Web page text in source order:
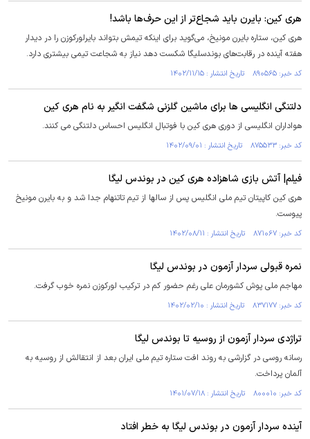
هری کین: بایرن باید شجاع‌تر از این حرف‌ها باشد!
هری کین، ستاره بایرن مونیخ، می‌گوید برای اینکه تیمش بتواند بایرلورکوزن را در دیدار
هفته آینده در رقابت‌های بوندسلیگا شکست دهد نیاز به شجاعت تیمی بیشتری دارد.
کد خبر: ۸۹۰۵۶۵ تاریخ انتشار : ۱۴۰۲/۱۱/۱۵
دلتنگی انگلیسی ها برای ماشین گلزنی شگفت انگیر به نام هری کین
هواداران انگلیسی از دوری هری کین با فوتبال انگلیس احساس دلتنگی می کنند.
کد خبر: ۸۷۵۵۳۳ تاریخ انتشار : ۱۴۰۲/۰۹/۰۱
فیلم| آتش بازی شاهزاده هری کین در بوندس لیگا
هری کین کاپیتان تیم ملی انگلیس پس از سالها از تیم تاتنهام جدا شد و به بایرن مونیخ
پیوست.
کد خبر: ۸۷۱۰۶۷ تاریخ انتشار : ۱۴۰۲/۰۸/۱۱
نمره قبولی سردار آزمون در بوندس لیگا
مهاجم ملی پوش کشورمان علی رغم حضور کم در ترکیب لورکوزن نمره خوب گرفت.
کد خبر: ۸۳۷۱۷۷ تاریخ انتشار : ۱۴۰۲/۰۲/۱۰
تراژدی سردار آزمون از روسیه تا بوندس لیگا
رسانه روسی در گزارشی به روند افت ستاره تیم ملی ایران بعد از انتقالش از روسیه به
آلمان پرداخت.
کد خبر: ۸۰۰۰۱۰ تاریخ انتشار : ۱۴۰۱/۰۷/۱۸
آینده سردار آزمون در بوندس لیگا به خطر افتاد